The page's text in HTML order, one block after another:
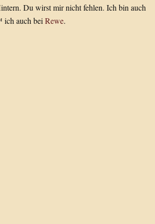
Du wirst mir nicht fehlen. Ich bin auch
auch bei Rewe.